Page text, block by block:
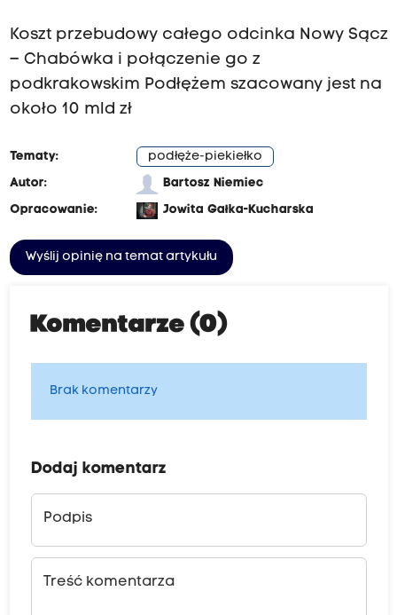
Koszt przebudowy całego odcinka Nowy Sącz
– Chabówka i połączenie go z
podkrakowskim Podłężem szacowany jest na
około 10 mld zł
Tematy:
podłęże-piekiełko
Autor:
Bartosz Niemiec
Opracowanie:
Jowita Gałka-Kucharska
Wyślij opinię na temat artykułu
Komentarze (0)
Brak komentarzy
Dodaj komentarz
Podpis
Treść komentarza